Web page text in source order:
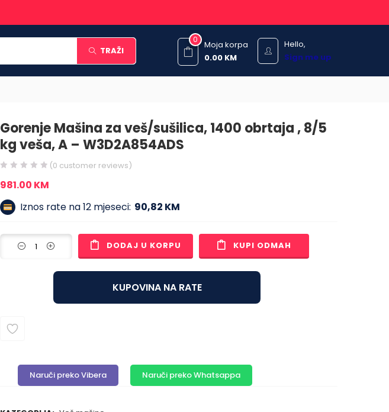
TRAŽI
Hello,
Sign me up
0
Moja korpa
0.00 KM
Gorenje Mašina za veš/sušilica, 1400 obrtaja , 8/5
kg veša, A – W3D2A854ADS
(0 customer reviews)
981.00 KM
Iznos rate na 12 mjeseci: 90,82 KM
DODAJ U KORPU KUPI ODMAH
KUPOVINA NA RATE
Naruči preko Vibera Naruči preko Whatsappa